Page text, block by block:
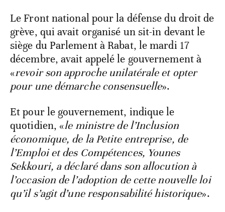
Le Front national pour la défense du droit de
grève, qui avait organisé un sit-in devant le
siège du Parlement à Rabat, le mardi 17
décembre, avait appelé le gouvernement à
«revoir son approche unilatérale et opter
pour une démarche consensuelle».
Et pour le gouvernement, indique le
quotidien, «le ministre de l’Inclusion
économique, de la Petite entreprise, de
l’Emploi et des Compétences, Younes
Sekkouri, a déclaré dans son allocution à
l’occasion de l’adoption de cette nouvelle loi
qu’il s’agit d’une responsabilité historique».